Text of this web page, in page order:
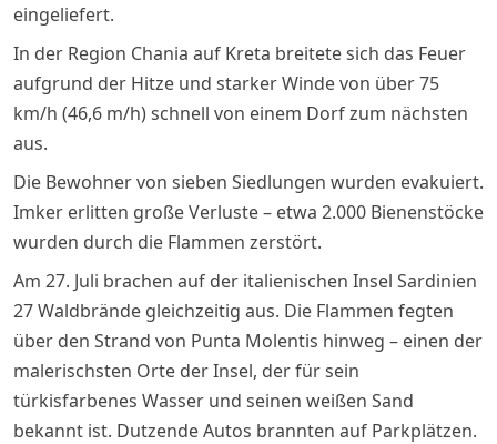
eingeliefert.
In der Region Chania auf Kreta breitete sich das Feuer
aufgrund der Hitze und starker Winde von über 75
km/h (46,6 m/h) schnell von einem Dorf zum nächsten
aus.
Die Bewohner von sieben Siedlungen wurden evakuiert.
Imker erlitten große Verluste – etwa 2.000 Bienenstöcke
wurden durch die Flammen zerstört.
Am 27. Juli brachen auf der italienischen Insel Sardinien
27 Waldbrände gleichzeitig aus. Die Flammen fegten
über den Strand von Punta Molentis hinweg – einen der
malerischsten Orte der Insel, der für sein
türkisfarbenes Wasser und seinen weißen Sand
bekannt ist. Dutzende Autos brannten auf Parkplätzen.